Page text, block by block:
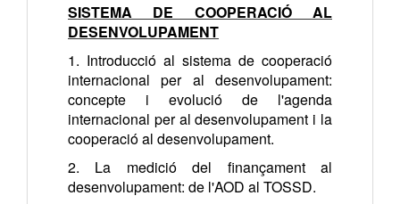
SISTEMA DE COOPERACIÓ AL
DESENVOLUPAMENT
1. Introducció al sistema de cooperació
internacional per al desenvolupament:
concepte i evolució de l'agenda
internacional per al desenvolupament i la
cooperació al desenvolupament.
2. La medició del finançament al
desenvolupament: de l'AOD al TOSSD.